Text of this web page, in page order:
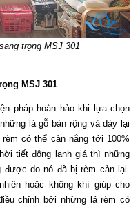
trọng MSJ 301
MSJ 301
pháp hoàn hảo khi lựa chọn
lá gỗ bản rộng và dày lại
có thể cản nắng tới 100%
tiết đông lạnh giá thì những
do nó đã bị rèm cản lại.
hoặc không khí giúp cho
chỉnh bởi những lá rèm có